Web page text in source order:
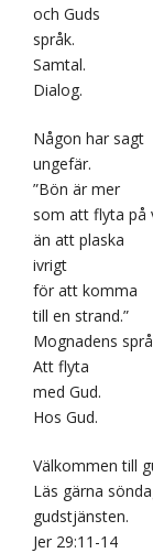
och Guds
språk.
Samtal.
Dialog.
Någon har sagt
ungefär.
”Bön är mer
som att flyta på
än att plaska
ivrigt
för att komma
till en strand.”
Mognadens
Att flyta
med Gud.
Hos Gud.
Välkommen till
Läs gärna
gudstjänsten.
Jer 29:11-14